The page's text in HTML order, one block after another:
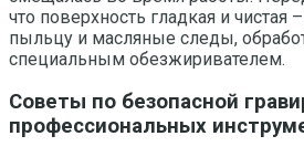
что поверхность гладкая и чистая
пыльцу и масляные следы,
специальным обезжиривателем.
Советы по безопасной
профессиональных